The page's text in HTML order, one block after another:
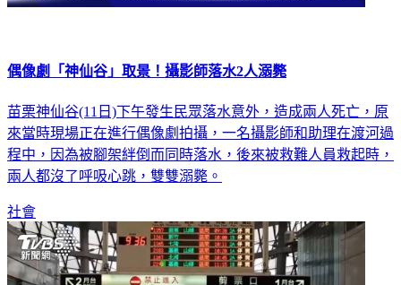
偶像劇「神仙谷」取景！攝影師落水2人溺斃
苗栗神仙谷(11日)下午發生民眾落水意外，造成兩人死亡，原
來當時現場正在進行偶像劇拍攝，一名攝影師和助理在渡河過
程中，因為被腳架絆倒而同時落水，後來被救難人員救起時，
兩人都沒了呼吸心跳，雙雙溺斃。
社會